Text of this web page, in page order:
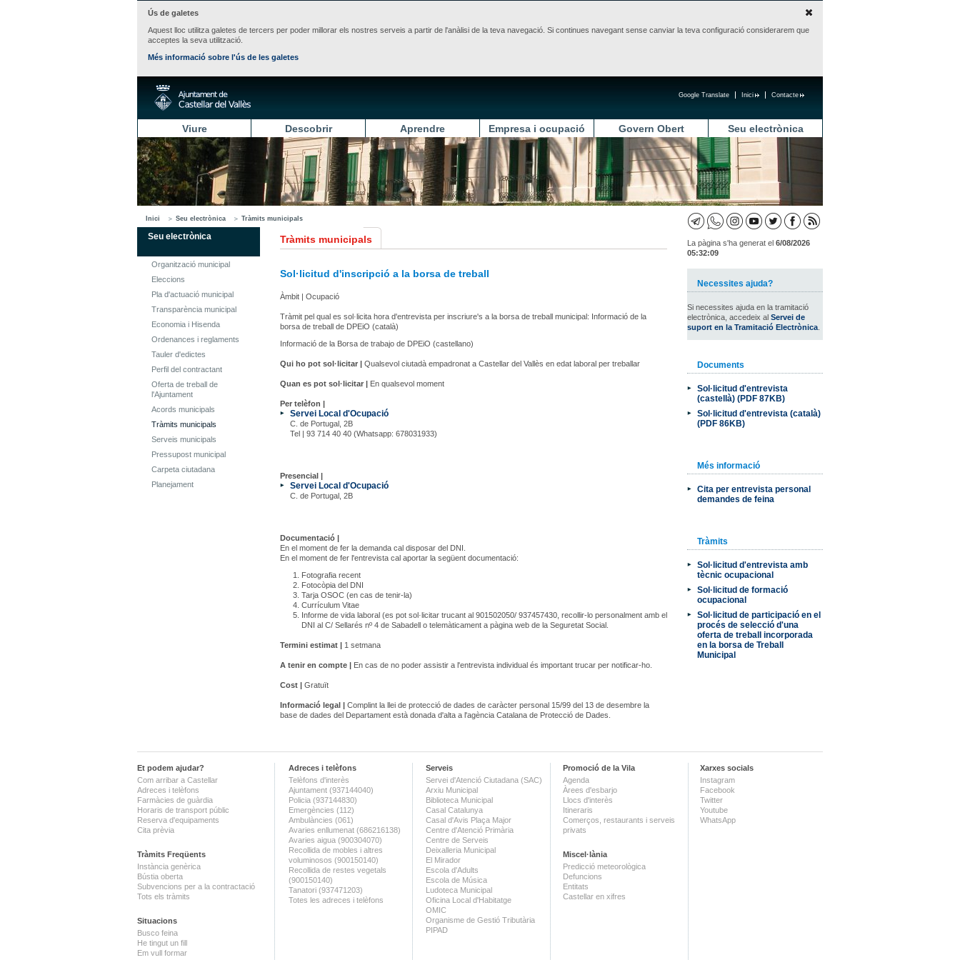
Ús de galetes
Aquest lloc utilitza galetes de tercers per poder millorar els nostres serveis a partir de l'anàlisi de la teva navegació. Si continues navegant sense canviar la teva configuració considerarem que
acceptes la seva utilització.
Més informació sobre l'ús de les galetes
Contacte
Inici
Google Translate
Viure Descobrir Aprendre Empresa i ocupació Govern Obert Seu electrònica
Inici Seu electrònica Tràmits municipals
Seu electrònica
Organització municipal
Eleccions
Pla d'actuació municipal
Transparència municipal
Economia i Hisenda
Ordenances i reglaments
Tauler d'edictes
Perfil del contractant
Oferta de treball de
l'Ajuntament
Acords municipals
Tràmits municipals
Serveis municipals
Pressupost municipal
Carpeta ciutadana
Planejament
Tràmits municipals La pàgina s'ha generat el 6/08/2026
05:32:09
Sol·licitud d'inscripció a la borsa de treball
Àmbit | Ocupació
Tràmit pel qual es sol·licita hora d'entrevista per inscriure's a la borsa de treball municipal: Informació de la
borsa de treball de DPEiO (català)
Informació de la Borsa de trabajo de DPEiO (castellano)
Qui ho pot sol·licitar | Qualsevol ciutadà empadronat a Castellar del Vallès en edat laboral per treballar
Quan es pot sol·licitar | En qualsevol moment
Per telèfon |
Servei Local d'Ocupació
C. de Portugal, 2B
Tel | 93 714 40 40 (Whatsapp: 678031933)
Presencial |
Servei Local d'Ocupació
C. de Portugal, 2B
Documentació |
En el moment de fer la demanda cal disposar del DNI.
En el moment de fer l'entrevista cal aportar la següent documentació:
Fotografia recent
Fotocòpia del DNI
Tarja OSOC (en cas de tenir-la)
Currículum Vitae
Informe de vida laboral (es pot sol·licitar trucant al 901502050/ 937457430, recollir-lo personalment amb el
DNI al C/ Sellarés nº 4 de Sabadell o telemàticament a pàgina web de la Seguretat Social.
Termini estimat | 1 setmana
A tenir en compte | En cas de no poder assistir a l'entrevista individual és important trucar per notificar-ho.
Cost | Gratuït
Informació legal | Complint la llei de protecció de dades de caràcter personal 15/99 del 13 de desembre la
base de dades del Departament està donada d'alta a l'agència Catalana de Protecció de Dades.
Necessites ajuda?
Si necessites ajuda en la tramitació
electrònica, accedeix al Servei de
suport en la Tramitació Electrònica
Documents
Sol·licitud d'entrevista
(castellà) (PDF 87KB)
Sol·licitud d'entrevista (català)
(PDF 86KB)
Més informació
Cita per entrevista personal
demandes de feina
Tràmits
Sol·licitud d'entrevista amb
tècnic ocupacional
Sol·licitud de formació
ocupacional
Sol·licitud de participació en el
procés de selecció d'una
oferta de treball incorporada
en la borsa de Treball
Municipal
Et podem ajudar?
Com arribar a Castellar
Adreces i telèfons
Farmàcies de guàrdia
Horaris de transport públic
Reserva d'equipaments
Cita prèvia
Tràmits Freqüents
Instància genèrica
Bústia oberta
Subvencions per a la contractació
Tots els tràmits
Situacions
Busco feina
He tingut un fill
Em vull formar
Adreces i telèfons
Telèfons d'interès
Ajuntament (937144040)
Policia (937144830)
Emergències (112)
Ambulàncies (061)
Avaries enllumenat (686216138)
Avaries aigua (900304070)
Recollida de mobles i altres
voluminosos (900150140)
Recollida de restes vegetals
(900150140)
Tanatori (937471203)
Totes les adreces i telèfons
Serveis
Servei d'Atenció Ciutadana (SAC)
Arxiu Municipal
Biblioteca Municipal
Casal Catalunya
Casal d'Avis Plaça Major
Centre d'Atenció Primària
Centre de Serveis
Deixalleria Municipal
El Mirador
Escola d'Adults
Escola de Música
Ludoteca Municipal
Oficina Local d'Habitatge
OMIC
Organisme de Gestió Tributària
PIPAD
Promoció de la Vila
Agenda
Àrees d'esbarjo
Llocs d'interès
Itineraris
Comerços, restaurants i serveis
privats
Miscel·lània
Predicció meteorològica
Defuncions
Entitats
Castellar en xifres
Xarxes socials
Instagram
Facebook
Twitter
Youtube
WhatsApp